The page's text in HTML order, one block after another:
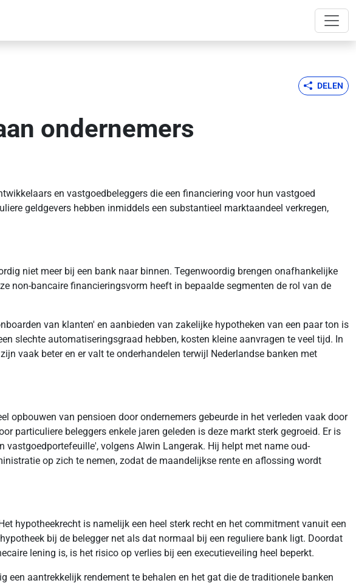
DELEN
ondernemers
en vastgoedbeleggers die een financiering voor hun vastgoed
geldgevers hebben inmiddels een substantieel marktaandeel verkregen,
niet meer bij een bank naar binnen. Tegenwoordig brengen onafhankelijke
non-bancaire financieringsvorm heeft in bepaalde segmenten de rol van de
van klanten' en aanbieden van zakelijke hypotheken van een paar ton is
slechte automatiseringsgraad hebben, kosten kleine aanvragen te veel tijd. In
vaak beter en er valt te onderhandelen terwijl Nederlandse banken met
opbouwen van pensioen door ondernemers gebeurde in het verleden vaak door
particuliere beleggers enkele jaren geleden is deze markt sterk gegroeid. Er is
volgens Alwin Langerak. Hij helpt met name oud-
op zich te nemen, zodat de maandelijkse rente en aflossing wordt
hypotheekrecht is namelijk een heel sterk recht en het commitment vanuit een
bij de belegger net als dat normaal bij een reguliere bank ligt. Doordat
lening is, is het risico op verlies bij een executieveiling heel beperkt.
aantrekkelijk rendement te behalen en het gat die de traditionele banken